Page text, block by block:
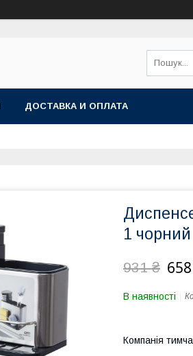
ДОСТАВКА И ОПЛАТА
1
931 ₴
В наявності
Компанія